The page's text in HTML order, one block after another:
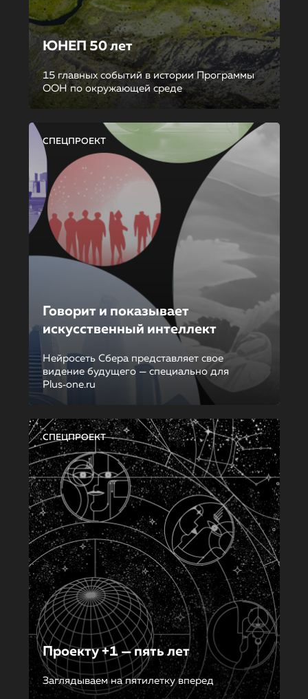
ЮНЕП 50 лет
15 главных событий в истории Программы
ООН по окружающей среде
СПЕЦПРОЕКТ
Говорит и показывает
искусственный интеллект
Нейросеть Сбера представляет свое
видение будущего — специально для
Plus‑one.ru
СПЕЦПРОЕКТ
Проекту +1 — пять лет
Заглядываем на пятилетку вперед